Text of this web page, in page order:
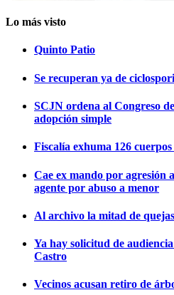
Lo más visto
Quinto Patio
Se recuperan ya de
SCJN ordena al Congreso
adopción simple
Fiscalía exhuma 126 cuerpos
Cae ex mando por agresión
agente por abuso a menor
Al archivo la mitad de
Ya hay solicitud de
Castro
Vecinos acusan retiro de